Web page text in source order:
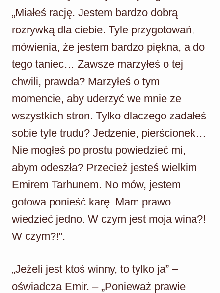
„Miałeś rację. Jestem bardzo dobrą
rozrywką dla ciebie. Tyle przygotowań,
mówienia, że jestem bardzo piękna, a do
tego taniec… Zawsze marzyłeś o tej
chwili, prawda? Marzyłeś o tym
momencie, aby uderzyć we mnie ze
wszystkich stron. Tylko dlaczego zadałeś
sobie tyle trudu? Jedzenie, pierścionek…
Nie mogłeś po prostu powiedzieć mi,
abym odeszła? Przecież jesteś wielkim
Emirem Tarhunem. No mów, jestem
gotowa ponieść karę. Mam prawo
wiedzieć jedno. W czym jest moja wina?!
W czym?!”.
„Jeżeli jest ktoś winny, to tylko ja” –
oświadcza Emir. – „Ponieważ prawie